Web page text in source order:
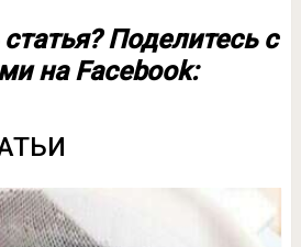
Поделитесь с
на Facebook: